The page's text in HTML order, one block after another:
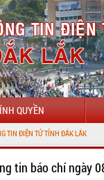
QUYỀN
tin báo chí ngày